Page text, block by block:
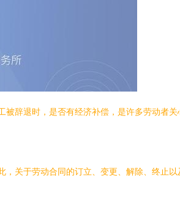
辞退时，是否有经济补偿，是许多劳动者
，关于劳动合同的订立、变更、解除、终止